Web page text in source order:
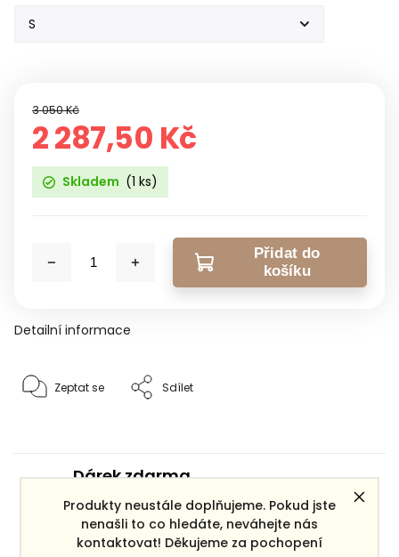
Produkty neustále doplňujeme. Pokud jste
nenašli to co hledáte, neváhejte nás
kontaktovat! Děkujeme za pochopení
3 050 Kč
2 287,50 Kč
Skladem (1 ks)
Přidat do
košíku
Detailní informace
Zeptat se Sdílet
Dárek zdarma
ke každé objednávce
Doprava zdarma